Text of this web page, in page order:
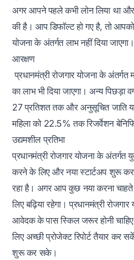
अगर आपने पहले कभी लोन लिया था
की है। आप डिफॉल्ट हो गए है, तो आपको
योजना के अंतर्गत लाभ नहीं दिया जाएगा।
आरक्षण
प्रधानमंत्री रोजगार योजना के अंतर्गत
का लाभ भी दिया जाएगा। अन्य पिछड़ा
27 प्रतिशत तक और अनुसूचित जाति
महिला को 22.5% तक रिजर्वेशन
उद्यमशील प्रतिभा
प्रधानमंत्री रोजगार योजना के
करने के लिए और नया स्टार्टअप शुरू
रहा है। अगर आप कुछ नया करना
लिए बढ़िया रहेगा। प्रधानमंत्री
आवेदक के पास स्किल जरूर होनी
लिए अच्छी प्रोजेक्ट रिपोर्ट तैयार
शुरू कर सके।